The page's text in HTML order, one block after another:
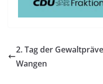
2. Tag der
Wangen